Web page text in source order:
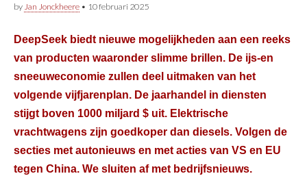
by Jan Jonckheere • 10 februari 2025
DeepSeek biedt nieuwe mogelijkheden aan een reeks
van producten waaronder slimme brillen. De ijs-en
sneeuweconomie zullen deel uitmaken van het
volgende vijfjarenplan. De jaarhandel in diensten
stijgt boven 1000 miljard $ uit. Elektrische
vrachtwagens zijn goedkoper dan diesels. Volgen de
secties met autonieuws en met acties van VS en EU
tegen China. We sluiten af met bedrijfsnieuws.